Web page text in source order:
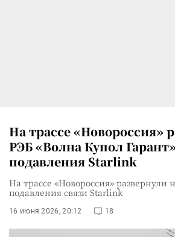
На трассе «Новороссия»
РЭБ «Волна Купол
подавления Starlink
На трассе «Новороссия» развернули
подавления связи Starlink
16 июня 2026, 20:12 18